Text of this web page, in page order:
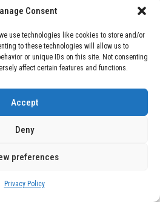
Consent
use technologies like cookies to store and/or
to these technologies will allow us to
or unique IDs on this site. Not consenting
affect certain features and functions.
Accept
Deny
preferences
Privacy Policy
December 24, 2025
añadir 400 km de rango
de carga
24, 2025
a la Oferta de Balizas V16
Obligatorias a Partir de
Explosión en Residencia